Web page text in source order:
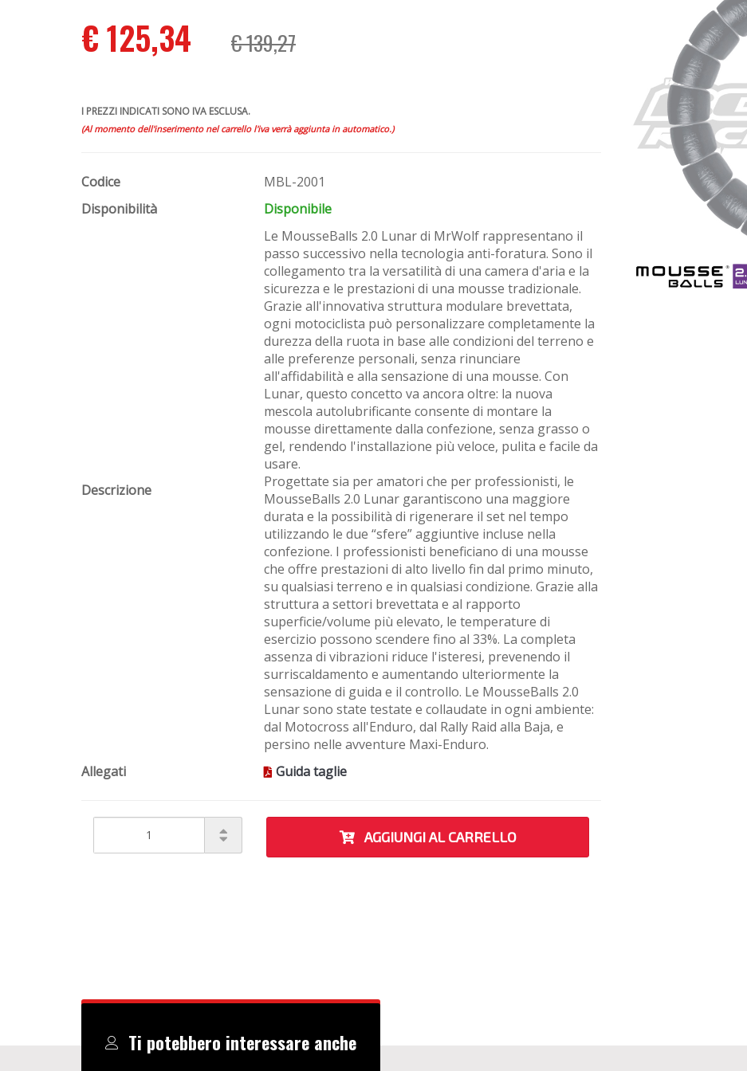
€ 125,34 € 139,27
I PREZZI INDICATI SONO IVA ESCLUSA.
(Al momento dell'inserimento nel carrello l'iva verrà aggiunta in automatico.)
Codice
MBL-2001
Disponibilità
Disponibile
Descrizione
Le MousseBalls 2.0 Lunar di MrWolf rappresentano il
passo successivo nella tecnologia anti-foratura. Sono il
collegamento tra la versatilità di una camera d'aria e la
sicurezza e le prestazioni di una mousse tradizionale.
Grazie all'innovativa struttura modulare brevettata,
ogni motociclista può personalizzare completamente la
durezza della ruota in base alle condizioni del terreno e
alle preferenze personali, senza rinunciare
all'affidabilità e alla sensazione di una mousse. Con
Lunar, questo concetto va ancora oltre: la nuova
mescola autolubrificante consente di montare la
mousse direttamente dalla confezione, senza grasso o
gel, rendendo l'installazione più veloce, pulita e facile da
usare.
Progettate sia per amatori che per professionisti, le
MousseBalls 2.0 Lunar garantiscono una maggiore
durata e la possibilità di rigenerare il set nel tempo
utilizzando le due “sfere” aggiuntive incluse nella
confezione. I professionisti beneficiano di una mousse
che offre prestazioni di alto livello fin dal primo minuto,
su qualsiasi terreno e in qualsiasi condizione. Grazie alla
struttura a settori brevettata e al rapporto
superficie/volume più elevato, le temperature di
esercizio possono scendere fino al 33%. La completa
assenza di vibrazioni riduce l'isteresi, prevenendo il
surriscaldamento e aumentando ulteriormente la
sensazione di guida e il controllo. Le MousseBalls 2.0
Lunar sono state testate e collaudate in ogni ambiente:
dal Motocross all'Enduro, dal Rally Raid alla Baja, e
persino nelle avventure Maxi-Enduro.
Allegati
Guida taglie
AGGIUNGI AL CARRELLO
Ti potebbero interessare anche